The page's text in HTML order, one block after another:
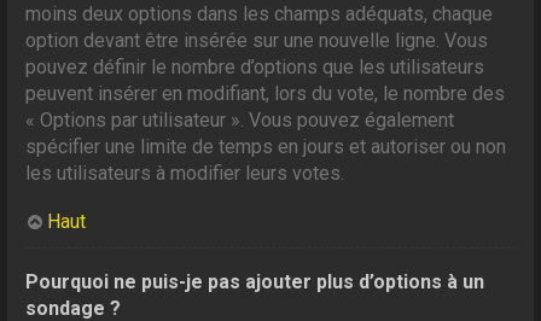
moins deux options dans les champs adéquats, chaque
option devant être insérée sur une nouvelle ligne. Vous
pouvez définir le nombre d’options que les utilisateurs
peuvent insérer en modifiant, lors du vote, le nombre des
« Options par utilisateur ». Vous pouvez également
spécifier une limite de temps en jours et autoriser ou non
les utilisateurs à modifier leurs votes.
Haut
Pourquoi ne puis-je pas ajouter plus d’options à un
sondage ?